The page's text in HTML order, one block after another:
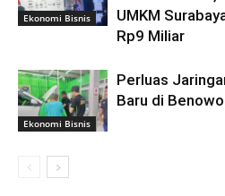
Ekonomi Bisnis
UMKM
Rp9 Miliar
Ekonomi Bisnis
Perluas
Baru di